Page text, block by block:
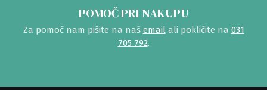
POMOČ PRI NAKUPU
Za pomoč nam pišite na naš emailali pokličite na 031
705 792.